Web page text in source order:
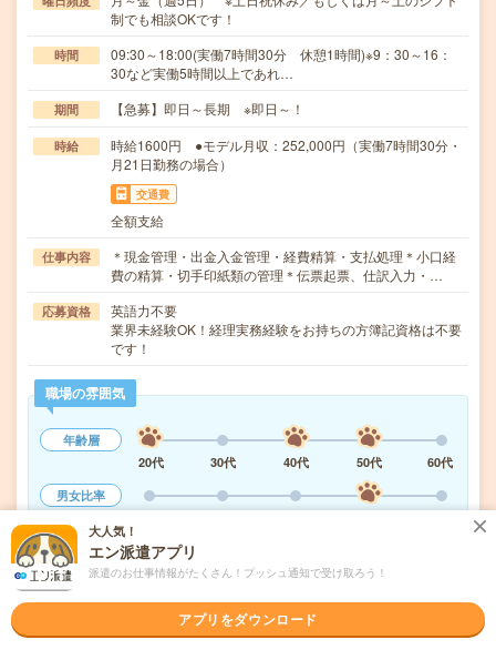
制でも相談OKです！
時間
09:30～18:00(実働7時間30分 休憩1時間)※9：30～16：
30など実働5時間以上であれ…
期間 【急募】即日～長期 ※即日～！
時給
時給1600円 ●モデル月収：252,000円（実働7時間30分・
月21日勤務の場合）
交通費
全額支給
仕事内容
＊現金管理・出金入金管理・経費精算・支払処理＊小口経
費の精算・切手印紙類の管理＊伝票起票、仕訳入力・…
応募資格
英語力不要
業界未経験OK！経理実務経験をお持ちの方簿記資格は不要
です！
職場の雰囲気
年齢層
20代
30代 40代 50代
60代
男女比率
応募へ進む
大人気！
エン派遣アプリ
派遣のお仕事情報がたくさん！プッシュ通知で受け取ろう！
アプリをダウンロード